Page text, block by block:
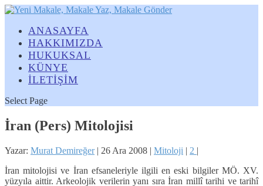
ANASAYFA
HAKKIMIZDA
HUKUKSAL
KÜNYE
İLETİŞİM
Select Page
İran (Pers) Mitolojisi
Yazar: Murat Demireğer| 26 Ara 2008 | Mitoloji | 2 |
İran mitolojisi ve İran efsaneleriyle ilgili en eski bilgiler MÖ. XV.
yüzyıla aittir. Arkeolojik verilerin yanı sıra İran millî tarihi ve tarihî